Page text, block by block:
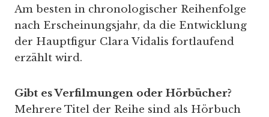
Am besten in chronologischer Reihenfolge
nach Erscheinungsjahr, da die Entwicklung
der Hauptfigur Clara Vidalis fortlaufend
erzählt wird.
Gibt es Verfilmungen oder Hörbücher?
Mehrere Titel der Reihe sind als Hörbuch